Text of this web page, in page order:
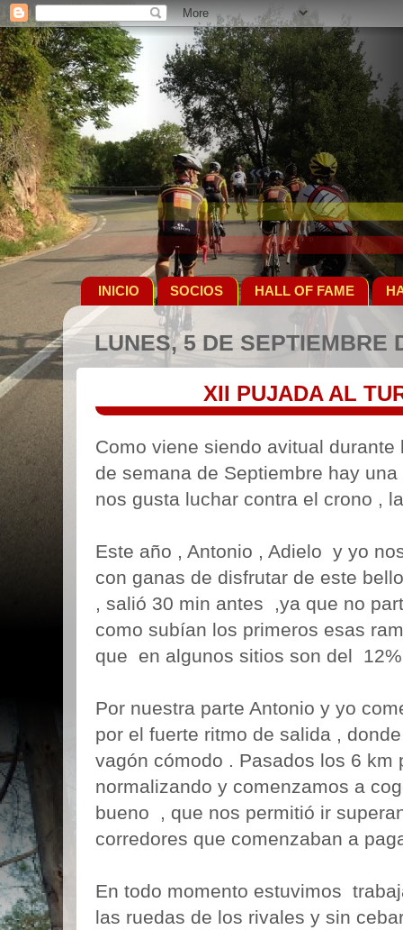
INICIO SOCIOS HALL OF FAME
LUNES, 5 DE SEPTIEMBRE
XII PUJADA AL
Como viene siendo avitual
de semana de Septiembre hay
nos gusta luchar contra el crono ,
Este año , Antonio , Adielo y yo
con ganas de disfrutar de este
, salió 30 min antes ,ya que no
como subían los primeros esas
que en algunos sitios son del
Por nuestra parte Antonio y yo
por el fuerte ritmo de salida ,
vagón cómodo . Pasados los 6 km
normalizando y comenzamos a
bueno , que nos permitió ir
corredores que comenzaban a
En todo momento estuvimos
las ruedas de los rivales y sin